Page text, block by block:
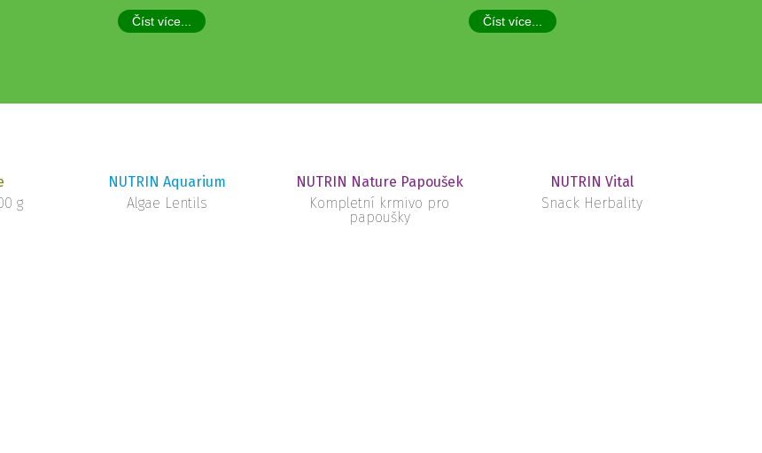
Číst více... Číst více...
g
NUTRIN Aquarium
Algae Lentils
NUTRIN Nature Papoušek
Kompletní krmivo pro
papoušky
NUTRIN Vital
Snack Herbality